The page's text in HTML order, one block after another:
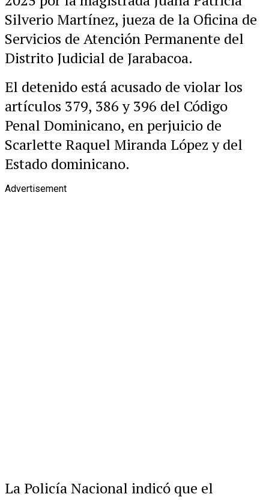
Silverio Martínez, jueza de la Oficina de
Servicios de Atención Permanente del
Distrito Judicial de Jarabacoa.
El detenido está acusado de violar los
artículos 379, 386 y 396 del Código
Penal Dominicano, en perjuicio de
Scarlette Raquel Miranda López y del
Estado dominicano.
Advertisement
La Policía Nacional indicó que el